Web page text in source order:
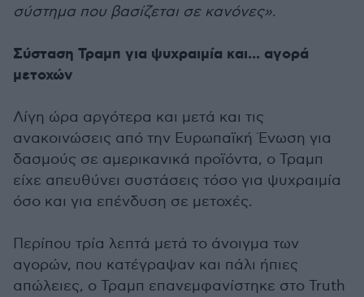
σύστημα που βασίζεται σε κανόνες».
Σύσταση Τραμπ για ψυχραιμία και... αγορά
μετοχών
Λίγη ώρα αργότερα και μετά και τις
ανακοινώσεις από την Ευρωπαϊκή Ένωση για
δασμούς σε αμερικανικά προϊόντα, ο Τραμπ
είχε απευθύνει συστάσεις τόσο για ψυχραιμία
όσο και για επένδυση σε μετοχές.
Περίπου τρία λεπτά μετά το άνοιγμα των
αγορών, που κατέγραψαν και πάλι ήπιες
απώλειες, ο Τραμπ επανεμφανίστηκε στο Truth